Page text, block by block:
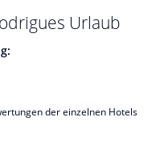
Urlaub
der einzelnen Hotels